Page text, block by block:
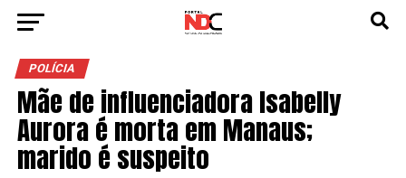
POLÍCIA
Mãe de influenciadora Isabelly
Aurora é morta em Manaus;
marido é suspeito